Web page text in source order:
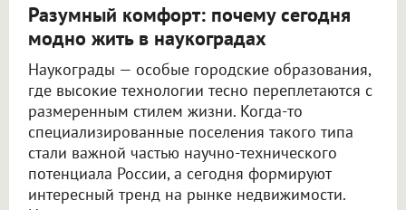
Разумный комфорт: почему сегодня
модно жить в наукоградах
Наукограды — особые городские образования,
где высокие технологии тесно переплетаются с
размеренным стилем жизни. Когда-то
специализированные поселения такого типа
стали важной частью научно-технического
потенциала России, а сегодня формируют
интересный тренд на рынке недвижимости.